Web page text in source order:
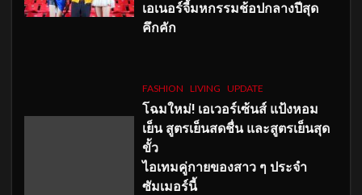
เอเนอร์จี้มหกรรมช้อปกลางปีสุด
คึกคัก
FASHION LIVING UPDATE
โฉมใหม่! เอเวอร์เซ้นส์ แป้งหอม
เย็น สูตรเย็นสดชื่น และสูตรเย็นสุด
ขั้ว
ไอเทมคู่กายของสาว ๆ ประจำ
ซัมเมอร์นี้